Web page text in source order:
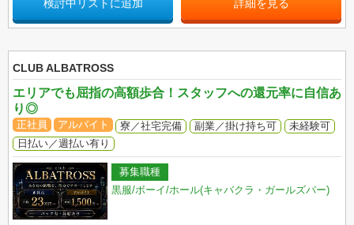
検討中リストに追加 詳細を見る
CLUB ALBATROSS
エリアでも屈指の高額歩合！スタッフへの還元率に自信あ
り◎
正社員 アルバイト 寮／社宅完備 副業／掛け持ち可
未経験可
日払い／週払い有り
募集職種
黒服/ボーイ/ホール(キャバクラ・ガールズバー)